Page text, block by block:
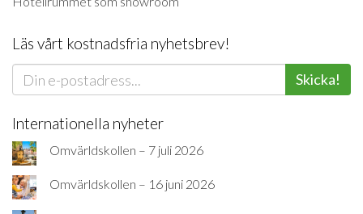
Läs vårt kostnadsfria nyhetsbrev!
Skicka!
Internationella nyheter
Omvärldskollen – 7 juli 2026
Omvärldskollen – 16 juni 2026